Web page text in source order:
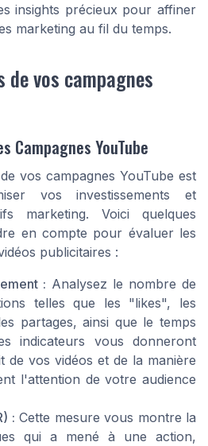
insights précieux pour affiner
marketing au fil du temps.
de vos campagnes
Campagnes YouTube
vos campagnes YouTube est
vos investissements et
marketing. Voici quelques
en compte pour évaluer les
publicitaires :
: Analysez le nombre de
telles que les "likes", les
partages, ainsi que le temps
indicateurs vous donneront
de vos vidéos et de la manière
l'attention de votre audience
: Cette mesure vous montre la
qui a mené à une action,